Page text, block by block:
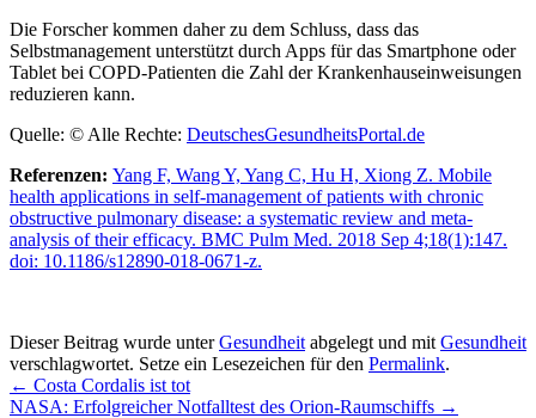
Die Forscher kommen daher zu dem Schluss, dass das
Selbstmanagement unterstützt durch Apps für das Smartphone oder
Tablet bei COPD-Patienten die Zahl der Krankenhauseinweisungen
reduzieren kann.
Quelle: © Alle Rechte: DeutschesGesundheitsPortal.de
Referenzen: Yang F, Wang Y, Yang C, Hu H, Xiong Z. Mobile
health applications in self-management of patients with chronic
obstructive pulmonary disease: a systematic review and meta-
analysis of their efficacy. BMC Pulm Med. 2018 Sep 4;18(1):147.
doi: 10.1186/s12890-018-0671-z.
Dieser Beitrag wurde unterGesundheit abgelegt und mit Gesundheit
verschlagwortet. Setze ein Lesezeichen für den Permalink.
← Costa Cordalis ist tot
NASA: Erfolgreicher Notfalltest des Orion-Raumschiffs →